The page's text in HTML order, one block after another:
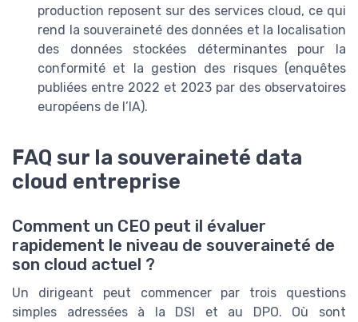
production reposent sur des services cloud, ce qui
rend la souveraineté des données et la localisation
des données stockées déterminantes pour la
conformité et la gestion des risques (enquêtes
publiées entre 2022 et 2023 par des observatoires
européens de l’IA).
FAQ sur la souveraineté data
cloud entreprise
Comment un CEO peut il évaluer
rapidement le niveau de souveraineté de
son cloud actuel ?
Un dirigeant peut commencer par trois questions
simples adressées à la DSI et au DPO. Où sont